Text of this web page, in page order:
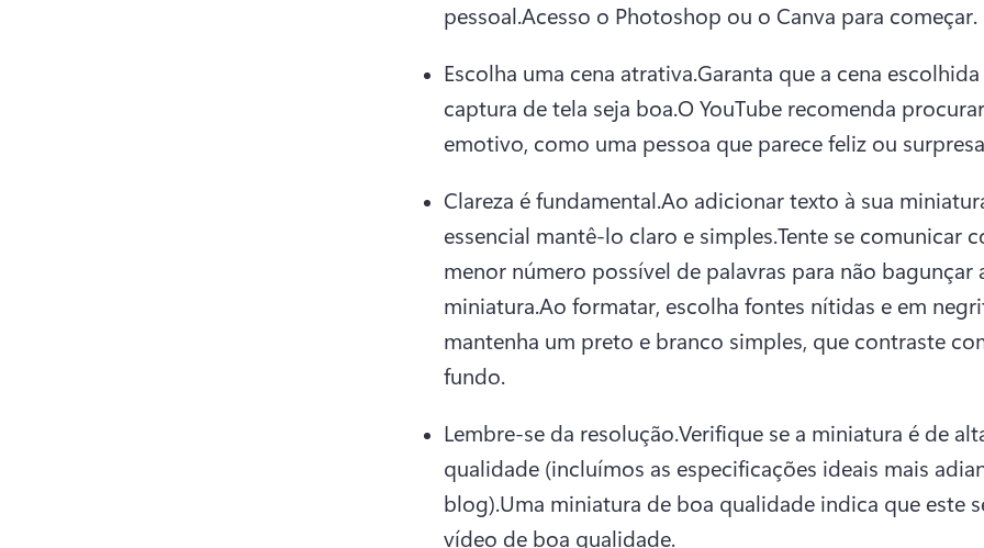
pessoal.Acesso o Photoshop ou o Canva para começar.
Escolha uma cena atrativa.Garanta que a cena
captura de tela seja boa.O YouTube recomenda
emotivo, como uma pessoa que parece feliz ou
Clareza é fundamental.Ao adicionar texto à sua
essencial mantê-lo claro e simples.Tente se comunicar
menor número possível de palavras para não bagunçar
miniatura.Ao formatar, escolha fontes nítidas e em
mantenha um preto e branco simples, que contraste
fundo.
Lembre-se da resolução.Verifique se a miniatura é de
qualidade (incluímos as especificações ideais mais
blog).Uma miniatura de boa qualidade indica que este
vídeo de boa qualidade.